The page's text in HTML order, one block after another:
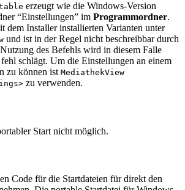
erzeugt wie die Windows-Version
“Einstellungen” im Programmordner.
dem Installer installierten Varianten unter
und ist in der Regel nicht beschreibbar durch
des Befehls wird in diesem Falle
schlägt. Um die Einstellungen an einem
zu können ist MediathekView
zu verwenden.
Start nicht möglich.
Code für die Startdateien für direkt den